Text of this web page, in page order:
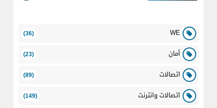
WE
(36)
أمان (23)
اتصالات (89)
اتصالات وانترنت (149)